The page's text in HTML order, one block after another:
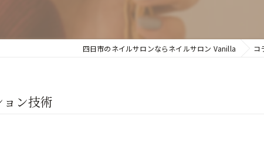
四日市のネイルサロンならネイルサロン Vanilla コ
ン技術